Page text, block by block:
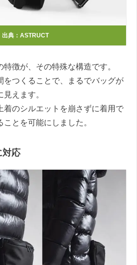
出典：ASTRUCT
徴が、その特殊な構造です。
をつくることで、まるでバッグが
えます。
着のシルエットを崩さずに着用で
とを可能にしました。
対応